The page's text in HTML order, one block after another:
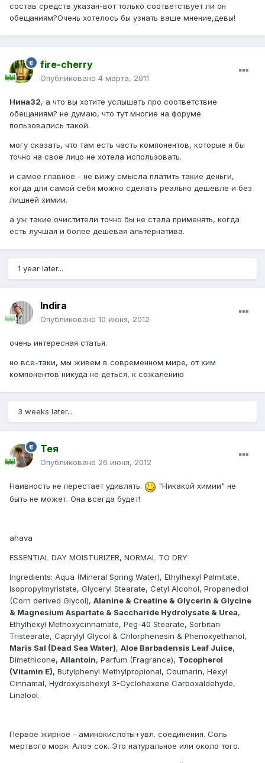
состав средств указан-вот только соответствует ли он
обещаниям?Очень хотелось бы узнать ваше мнение,девы!
fire-cherry
Опубликовано 4 марта, 2011
Нина32, а что вы хотите услышать про соответствие
обещаниям? не думаю, что тут многие на форуме
пользовались такой.
могу сказать, что там есть часть компонентов, которые я бы
точно на свое лицо не хотела использовать.
и самое главное - не вижу смысла платить такие деньги,
когда для самой себя можно сделать реально дешевле и без
лишней химии.
а уж такие очистители точно бы не стала применять, когда
есть лучшая и более дешевая альтернатива.
1 year later...
Indira
Опубликовано 10 июня, 2012
очень интересная статья.
но все-таки, мы живем в современном мире, от хим
компонентов никуда не деться, к сожалению
3 weeks later...
Тея
Опубликовано 26 июня, 2012
Наивность не перестает удивлять.
"Никакой химии" не
быть не может. Она всегда будет!
ahava
ESSENTIAL DAY MOISTURIZER, NORMAL TO DRY
Ingredients: Aqua (Mineral Spring Water), Ethylhexyl Palmitate,
Isopropylmyristate, Glyceryl Stearate, Cetyl Alcohol, Propanediol
(Corn derived Glycol), Alanine & Creatine & Glycerin & Glycine
& Magnesium Aspartate & Saccharide Hydrolysate & Urea,
Ethylhexyl Methoxycinnamate, Peg-40 Stearate, Sorbitan
Tristearate, Caprylyl Glycol & Chlorphenesin & Phenoxyethanol,
Maris Sal (Dead Sea Water), Aloe Barbadensis Leaf Juice,
Dimethicone, Allantoin, Parfum (Fragrance), Tocopherol
(Vitamin E), Butylphenyl Methylpropional, Coumarin, Hexyl
Cinnamal, Hydroxyisohexyl 3-Cyclohexene Carboxaldehyde,
Linalool.
Первое жирное - аминокислоты+увл. соединения. Соль
мертвого моря. Алоэ сок. Это натуральное или около того.